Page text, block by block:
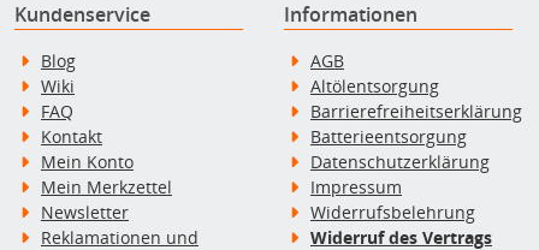
Kundenservice
Blog
Wiki
FAQ
Kontakt
Mein Konto
Mein Merkzettel
Newsletter
Reklamationen und
Informationen
AGB
Altölentsorgung
Barrierefreiheitserklärung
Batterieentsorgung
Datenschutzerklärung
Impressum
Widerrufsbelehrung
Widerruf des Vertrags